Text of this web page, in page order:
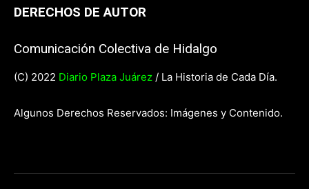
DERECHOS DE AUTOR
Comunicación Colectiva de Hidalgo
(C) 2022 Diario Plaza Juárez / La Historia de Cada Día.
Algunos Derechos Reservados: Imágenes y Contenido.